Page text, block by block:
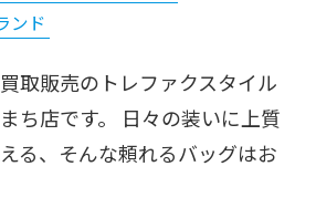
ンド
取販売のトレファクスタイル
ち店です。 日々の装いに上質
る、そんな頼れるバッグはお